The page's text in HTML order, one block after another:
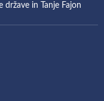
države in Tanje Fajon